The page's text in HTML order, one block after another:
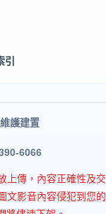
引
護建置
6066
上傳，內容正確性及
文影音內容侵犯到您